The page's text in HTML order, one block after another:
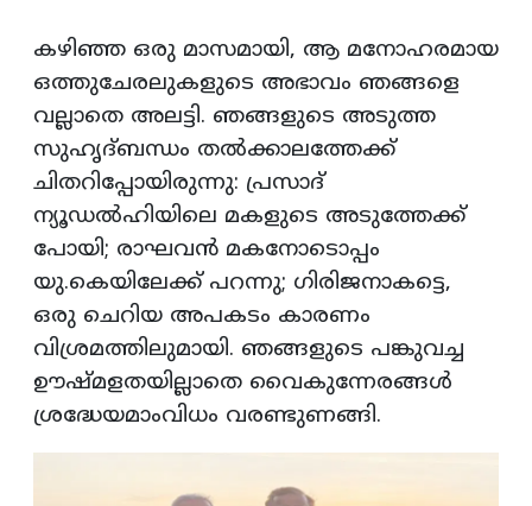
കഴിഞ്ഞ ഒരു മാസമായി, ആ മനോഹരമായ
ഒത്തുചേരലുകളുടെ അഭാവം ഞങ്ങളെ
വല്ലാതെ അലട്ടി. ഞങ്ങളുടെ അടുത്ത
സുഹൃദ്ബന്ധം തൽക്കാലത്തേക്ക്
ചിതറിപ്പോയിരുന്നു: പ്രസാദ്
ന്യൂഡൽഹിയിലെ മകളുടെ അടുത്തേക്ക്
പോയി; രാഘവൻ മകനോടൊപ്പം
യു.കെയിലേക്ക് പറന്നു; ഗിരിജനാകട്ടെ,
ഒരു ചെറിയ അപകടം കാരണം
വിശ്രമത്തിലുമായി. ഞങ്ങളുടെ പങ്കുവച്ച
ഊഷ്മളതയില്ലാതെ വൈകുന്നേരങ്ങൾ
ശ്രദ്ധേയമാംവിധം വരണ്ടുണങ്ങി.